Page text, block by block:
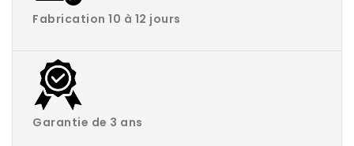
Fabrication 10 à 12 jours
Garantie de 3 ans